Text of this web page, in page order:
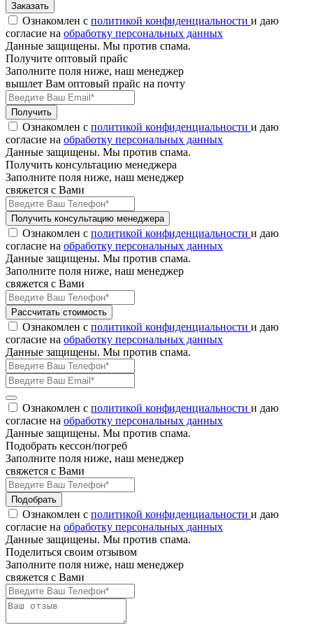
Заказать
Ознакомлен с политикой конфиденциальности и даю
согласие на обработку персональных данных
Данные защищены. Мы против спама.
Получите оптовый прайс
Заполните поля ниже, наш менеджер
вышлет Вам оптовый прайс на почту
Получить
Ознакомлен с политикой конфиденциальности и даю
согласие на обработку персональных данных
Данные защищены. Мы против спама.
Получить консультацию менеджера
Заполните поля ниже, наш менеджер
свяжется с Вами
Получить консультацию менеджера
Ознакомлен с политикой конфиденциальности и даю
согласие на обработку персональных данных
Данные защищены. Мы против спама.
Заполните поля ниже, наш менеджер
свяжется с Вами
Рассчитать стоимость
Ознакомлен с политикой конфиденциальности и даю
согласие на обработку персональных данных
Данные защищены. Мы против спама.
Ознакомлен с политикой конфиденциальности и даю
согласие на обработку персональных данных
Данные защищены. Мы против спама.
Подобрать кессон/погреб
Заполните поля ниже, наш менеджер
свяжется с Вами
Подобрать
Ознакомлен с политикой конфиденциальности и даю
согласие на обработку персональных данных
Данные защищены. Мы против спама.
Поделиться своим отзывом
Заполните поля ниже, наш менеджер
свяжется с Вами